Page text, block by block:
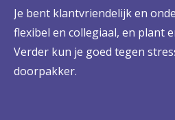
Je bent klantvriendelijk en
flexibel en collegiaal, en plant
Verder kun je goed tegen
doorpakker.